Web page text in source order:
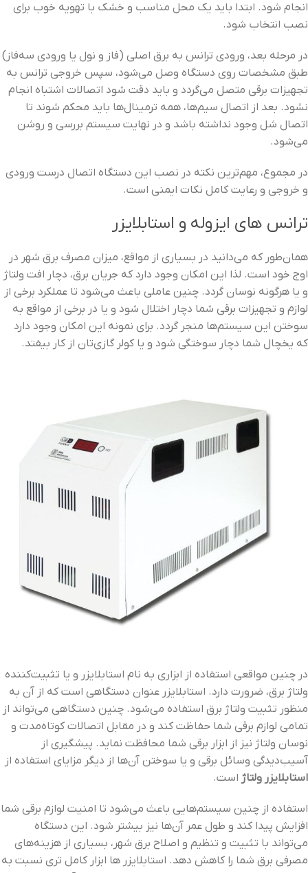
انجام شود. ابتدا باید یک محل مناسب و خشک با تهویه خوب برای
نصب انتخاب شود.
در مرحله بعد، ورودی ترانس به برق اصلی (فاز و نول یا ورودی سه‌فاز)
طبق مشخصات روی دستگاه وصل می‌شود، سپس خروجی ترانس به
تجهیزات برقی متصل می‌گردد و باید دقت شود اتصالات اشتباه انجام
نشود. بعد از اتصال سیم‌ها، همه ترمینال‌ها باید محکم شوند تا
اتصال شل وجود نداشته باشد و در نهایت سیستم بررسی و روشن
می‌شود.
در مجموع، مهم‌ترین نکته در نصب این دستگاه اتصال درست ورودی
و خروجی و رعایت کامل نکات ایمنی است.
ترانس های ایزوله و استابلایزر
همان‌طور که می‌دانید در بسیاری از مواقع، میزان مصرف برق شهر در
اوج خود است. لذا این امکان وجود دارد که جریان برق، دچار افت ولتاژ
و یا هرگونه نوسان گردد. چنین عاملی باعث می‌شود تا عملکرد برخی از
لوازم و تجهیزات برقی شما دچار اختلال شود و یا در برخی از مواقع به
سوختن این سیستم‌ها منجر گردد. برای نمونه این امکان وجود دارد
که یخچال شما دچار سوختگی شود و یا کولر گازی‌تان از کار بیفتد.
در چنین مواقعی استفاده از ابزاری به نام استابلایزر و یا تثبیت‌کننده
ولتاژ برق، ضرورت دارد. استابلایزر عنوان دستگاهی است که از آن به‌
منظور تثبیت ولتاژ برق استفاده می‌شود. چنین دستگاهی می‌تواند از
تمامی لوازم برقی شما حفاظت کند و در مقابل اتصالات کوتاه‌مدت و
نوسان ولتاژ نیز از ابزار برقی شما محافظت نماید. پیشگیری از
آسیب‌دیدگی وسائل برقی و یا سوختن آن‌ها از دیگر مزایای استفاده از
استابلایزر ولتاژ است.
استفاده از چنین سیستم‌هایی باعث می‌شود تا امنیت لوازم برقی شما
افزایش پیدا کند و طول عمر آن‌ها نیز بیشتر شود. این دستگاه
می‌تواند با تثبیت و تنظیم و اصلاح برق شهر، بسیاری از هزینه‌های
مصرفی برق شما را کاهش دهد. استابلایزر ها ابزار کامل تری نسبت به